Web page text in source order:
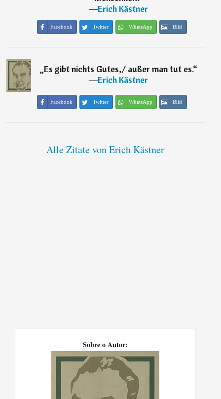
―Erich Kästner
Facebook Twitter WhatsApp Bild
„Es gibt nichts Gutes,/ außer man tut es.“
―Erich Kästner
Facebook Twitter WhatsApp Bild
Alle Zitate von Erich Kästner
Sobre o Autor: